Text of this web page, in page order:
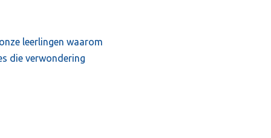
leerlingen waarom
die verwondering